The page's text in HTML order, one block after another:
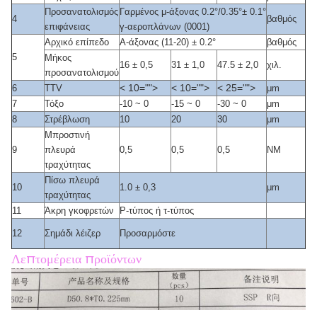
4
Προσανατολισμός
επιφάνειας
Γαρμένος μ-άξονας 0.2°/0.35°± 0.1°
γ-αεροπλάνων (0001)
βαθμός
5
Αρχικό επίπεδο Α-άξονας (11-20) ± 0.2°
βαθμός
Μήκος
προσανατολισμού
16 ± 0,5 31 ± 1,0 47.5 ± 2,0 χιλ.
6 TTV < 10=""> < 10=""> < 25="">
μm
7
Τόξο -10 ~ 0 -15 ~ 0 -30 ~ 0
μm
8
Στρέβλωση 10 20 30 μm
9
Μπροστινή
πλευρά
τραχύτητας
0,5 0,5 0,5 NM
10
Πίσω πλευρά
τραχύτητας
1.0 ± 0,3 μm
11 Άκρη γκοφρετών Ρ-τύπος ή τ-τύπος
12 Σημάδι λέιζερ Προσαρμόστε
Λεπτομέρεια προϊόντων